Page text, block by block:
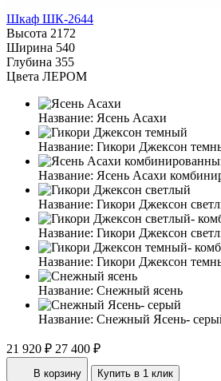
Шкаф ШК-2644
Высота 2172
Ширина 540
Глубина 355
Цвета ЛЕРОМ
Название: Ясень Асахи
Название: Гикори Джексон
Название: Ясень Асахи
Название: Гикори Джексон
Название: Гикори Джексон
Название: Гикори Джексон
Название: Снежный ясень
Название: Снежный Ясень-
21 920 ₽ 27 400 ₽
В корзину Купить в 1 клик